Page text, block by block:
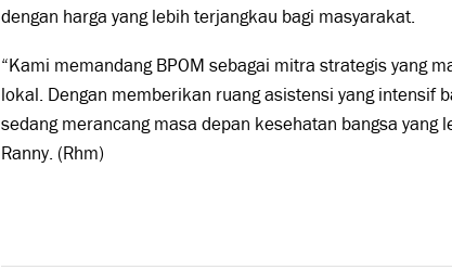
dengan harga yang lebih terjangkau bagi masyarakat.
“Kami memandang BPOM sebagai mitra strategis yang
lokal. Dengan memberikan ruang asistensi yang intensif
sedang merancang masa depan kesehatan bangsa yang
Ranny. (Rhm)